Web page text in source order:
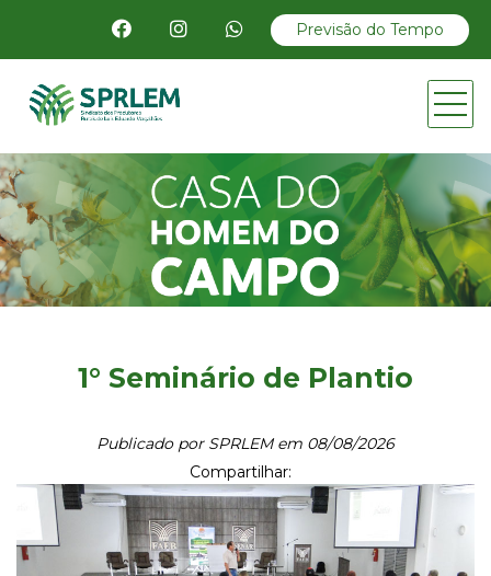
Previsão do Tempo
1° Seminário de Plantio
Publicado por SPRLEM em 08/08/2026
Compartilhar: